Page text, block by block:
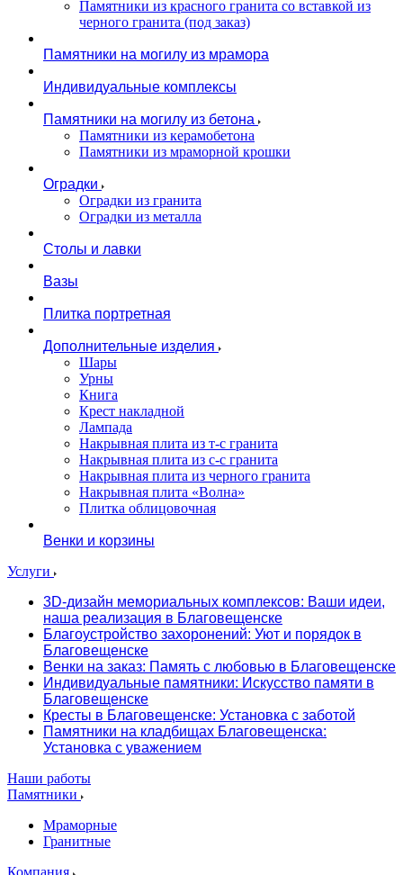
Памятники из красного гранита со вставкой из
черного гранита (под заказ)
Памятники на могилу из мрамора
Индивидуальные комплексы
Памятники на могилу из бетона
Памятники из керамобетона
Памятники из мраморной крошки
Оградки
Оградки из гранита
Оградки из металла
Столы и лавки
Вазы
Плитка портретная
Дополнительные изделия
Шары
Урны
Книга
Крест накладной
Лампада
Накрывная плита из т-с гранита
Накрывная плита из с-с гранита
Накрывная плита из черного гранита
Накрывная плита «Волна»
Плитка облицовочная
Венки и корзины
Услуги
3D-дизайн мемориальных комплексов: Ваши идеи,
наша реализация в Благовещенске
Благоустройство захоронений: Уют и порядок в
Благовещенске
Венки на заказ: Память с любовью в Благовещенске
Индивидуальные памятники: Искусство памяти в
Благовещенске
Кресты в Благовещенске: Установка с заботой
Памятники на кладбищах Благовещенска:
Установка с уважением
Наши работы
Памятники
Мраморные
Гранитные
Компания